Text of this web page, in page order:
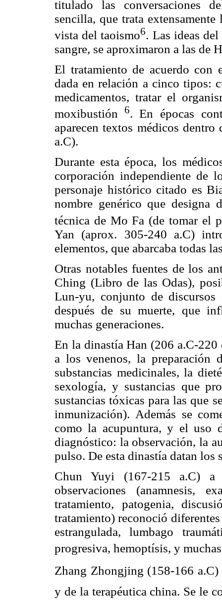
titulado las conversaciones
sencilla, que trata
vista del taoismo6. Las ideas
sangre, se aproximaron a las de
El tratamiento de acuerdo
dada en relación a cinco tipos:
medicamentos, tratar el
moxibustión 6. En épocas
aparecen textos médicos
a.C).
Durante esta época, los
corporación independiente de
personaje histórico citado es
nombre genérico que designa
técnica de Mo Fa (de tomar el
Yan (aprox. 305-240 a.C)
elementos, que abarcaba todas
Otras notables fuentes de los
Ching (Libro de las Odas),
Lun-yu, conjunto de
después de su muerte, que
muchas generaciones.
En la dinastía Han (206 a.C-220
a los venenos, la preparación
substancias medicinales, la
sexología, y sustancias que
sustancias tóxicas para las que
inmunización). Además se
como la acupuntura, y el uso
diagnóstico: la observación, la
pulso. De esta dinastía datan los
Chun Yuyi (167-215 a.C)
observaciones (anamnesis,
tratamiento, patogenia,
tratamiento) reconoció
estrangulada, lumbago
progresiva, hemoptísis, y
Zhang Zhongjing (158-166 a.C)
y de la terapéutica china. Se le